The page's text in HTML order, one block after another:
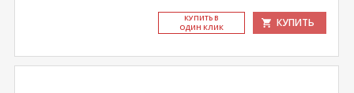
КУ­ПИТЬ В
ОДИН КЛИК
КУПИТЬ